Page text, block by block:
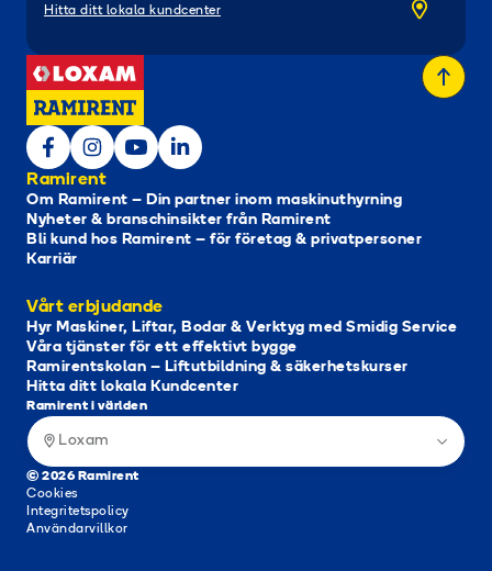
Hitta ditt lokala kundcenter
Ramirent
Om Ramirent – Din partner inom maskinuthyrning
Nyheter & branschinsikter från Ramirent
Bli kund hos Ramirent – för företag & privatpersoner
Karriär
Vårt erbjudande
Hyr Maskiner, Liftar, Bodar & Verktyg med Smidig Service
Våra tjänster för ett effektivt bygge
Ramirentskolan – Liftutbildning & säkerhetskurser
Hitta ditt lokala Kundcenter
© 2026 Ramirent
Cookies
Integritetspolicy
Användarvillkor
Ramirent i världen
Loxam